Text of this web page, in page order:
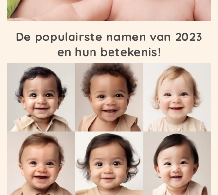
De populairste namen van 2023
en hun betekenis!